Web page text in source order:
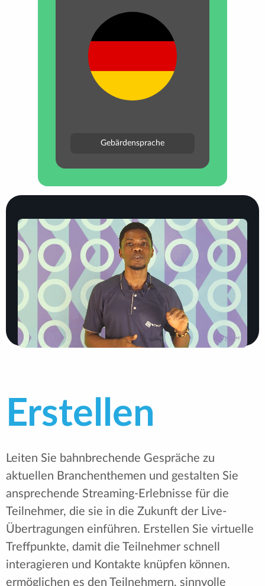
Gebärdensprache
Erstellen
Leiten Sie bahnbrechende Gespräche zu
aktuellen Branchenthemen und gestalten Sie
ansprechende Streaming-Erlebnisse für die
Teilnehmer, die sie in die Zukunft der Live-
Übertragungen einführen. Erstellen Sie virtuelle
Treffpunkte, damit die Teilnehmer schnell
interagieren und Kontakte knüpfen können.
ermöglichen es den Teilnehmern, sinnvolle